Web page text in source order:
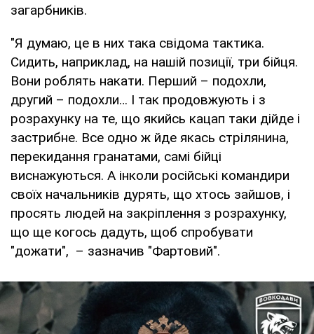
загарбників.
"Я думаю, це в них така свідома тактика.
Сидить, наприклад, на нашій позиції, три бійця.
Вони роблять накати. Перший – подохли,
другий – подохли… І так продовжують і з
розрахунку на те, що якийсь кацап таки дійде і
застрибне. Все одно ж йде якась стрілянина,
перекидання гранатами, самі бійці
виснажуються. А інколи російські командири
своїх начальників дурять, що хтось зайшов, і
просять людей на закріплення з розрахунку,
що ще когось дадуть, щоб спробувати
"дожати", – зазначив "Фартовий".